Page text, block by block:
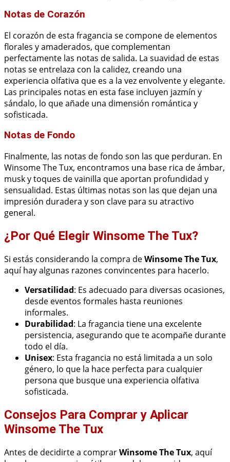
Notas de Corazón
El corazón de esta fragancia se compone de elementos
florales y amaderados, que complementan
perfectamente las notas de salida. La suavidad de estas
notas se entrelaza con la calidez, creando una
experiencia olfativa que es a la vez envolvente y elegante.
Las principales notas en esta fase incluyen jazmín y
sándalo, lo que añade una dimensión romántica y
sofisticada.
Notas de Fondo
Finalmente, las notas de fondo son las que perduran. En
Winsome The Tux, encontramos una base rica de ámbar,
musk y toques de vainilla que aportan profundidad y
sensualidad. Estas últimas notas son las que dejan una
impresión duradera y son clave para su atractivo
general.
¿Por Qué Elegir Winsome The Tux?
Si estás considerando la compra deWinsome The Tux,
aquí hay algunas razones convincentes para hacerlo.
Versatilidad: Es adecuado para diversas ocasiones,
desde eventos formales hasta reuniones
informales.
Durabilidad: La fragancia tiene una excelente
persistencia, asegurando que te acompañe durante
todo el día.
Unisex: Esta fragancia no está limitada a un solo
género, lo que la hace perfecta para cualquier
persona que busque una experiencia olfativa
sofisticada.
Consejos Para Comprar y Aplicar
Winsome The Tux
Antes de decidirte a comprarWinsome The Tux, aquí